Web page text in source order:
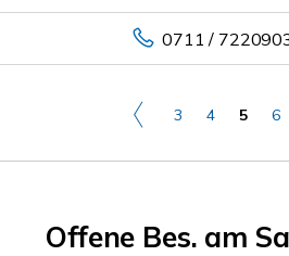
0711 /
3 4 5 6
Offene Bes. am